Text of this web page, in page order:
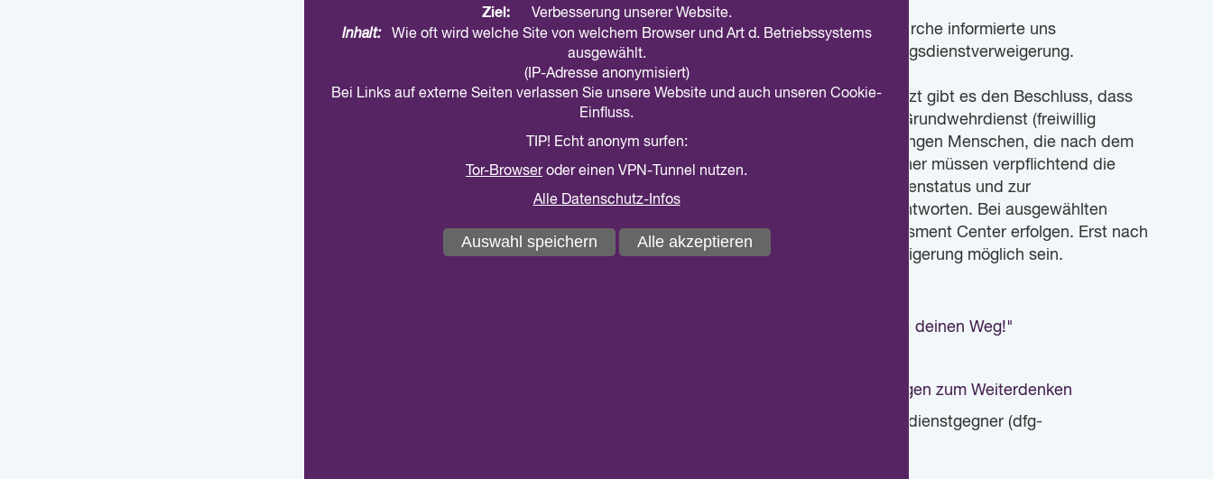
Julika Koch vom Referat Friedensbildung im Ökumenewerk der Nordkirche informierte uns
Referent*innen Junge Nordkirche zum Thema Wehrerfassung und Kriegsdienstverweigerung.
Seit dem Jahr 2011 ist die Wehrpflicht in Deutschland ausgesetzt. Jetzt gibt es den Beschluss, dass
ein neuer freiwilliger Wehrdienst mit einer Dauer von sechs Monaten Grundwehrdienst (freiwillig
verlängerbar bis zu 23 Monaten) eingeführt wird. Dazu erhalten alle jungen Menschen, die nach dem
31.12.2007 geboren sind, einen Fragebogen zugeschickt. Junge Männer müssen verpflichtend die
Fragen (z.B. zum Interesse, zur körperlichen Belastbarkeit, zum Familienstatus und zur
Gewissensprüfung) beantworten und junge Frauen können freiwillig antworten. Bei ausgewählten
jungen Menschen wird eine Einladung zur Musterung/zu einem Assessment Center erfolgen. Erst nach
Durchlaufen der Musterung/des Assessment Centers wird eine Verweigerung möglich sein.
Zur Broschüre "Wehrdienst oder Kriegsdienstverweigerung? Finde deinen Weg!"
Kriegsdienstverweigerung – eine christliche Perspektive. Anregungen zum Weiterdenken
Beratung durch Deutsche Friedensgesellschaft - Vereinigte Kriegsdienstgegner (dfg-
Ziel: Verbesserung unserer Website.
Inhalt: Wie oft wird welche Site von welchem Browser und Art d. Betriebssystems
ausgewählt.
(IP-Adresse anonymisiert)
Bei Links auf externe Seiten verlassen Sie unsere Website und auch unseren Cookie-
Einfluss.
TIP! Echt anonym surfen:
Tor-Browseroder einen VPN-Tunnel nutzen.
Alle Datenschutz-Infos
Auswahl speichern Alle akzeptieren